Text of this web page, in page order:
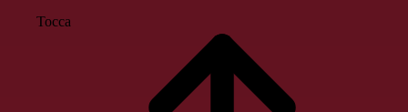
Tocca